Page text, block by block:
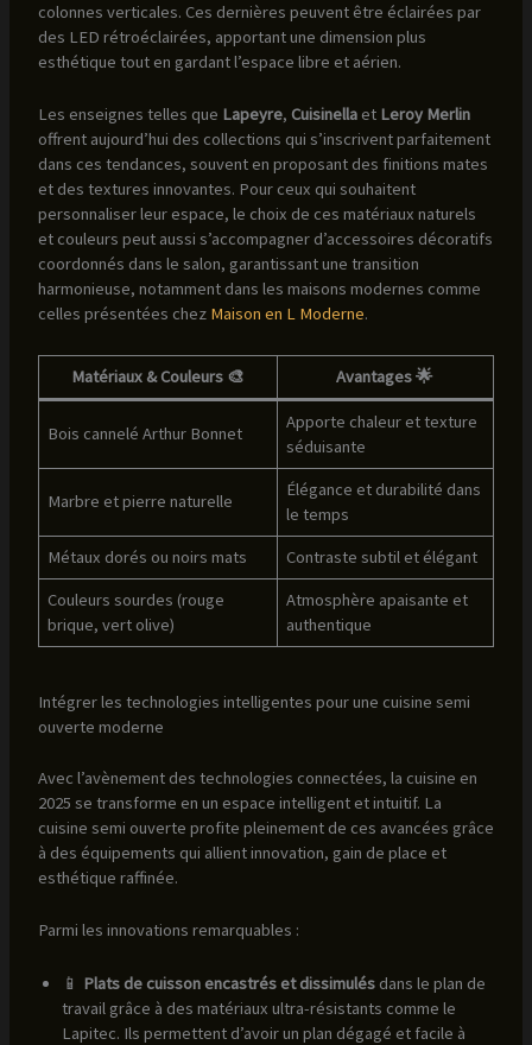
colonnes verticales. Ces dernières peuvent être éclairées par
des LED rétroéclairées, apportant une dimension plus
esthétique tout en gardant l’espace libre et aérien.
Les enseignes telles que Lapeyre, Cuisinellaet Leroy Merlin
offrent aujourd’hui des collections qui s’inscrivent parfaitement
dans ces tendances, souvent en proposant des finitions mates
et des textures innovantes. Pour ceux qui souhaitent
personnaliser leur espace, le choix de ces matériaux naturels
et couleurs peut aussi s’accompagner d’accessoires décoratifs
coordonnés dans le salon, garantissant une transition
harmonieuse, notamment dans les maisons modernes comme
celles présentées chez Maison en L Moderne.
Matériaux & Couleurs 🎨 Avantages 🌟
Bois cannelé Arthur Bonnet
Apporte chaleur et texture
séduisante
Marbre et pierre naturelle
Élégance et durabilité dans
le temps
Métaux dorés ou noirs mats
Contraste subtil et élégant
Couleurs sourdes (rouge
brique, vert olive)
Atmosphère apaisante et
authentique
Intégrer les technologies intelligentes pour une cuisine semi
ouverte moderne
Avec l’avènement des technologies connectées, la cuisine en
2025 se transforme en un espace intelligent et intuitif. La
cuisine semi ouverte profite pleinement de ces avancées grâce
à des équipements qui allient innovation, gain de place et
esthétique raffinée.
Parmi les innovations remarquables :
📱 Plats de cuisson encastrés et dissimulésdans le plan de
travail grâce à des matériaux ultra-résistants comme le
Lapitec. Ils permettent d’avoir un plan dégagé et facile à